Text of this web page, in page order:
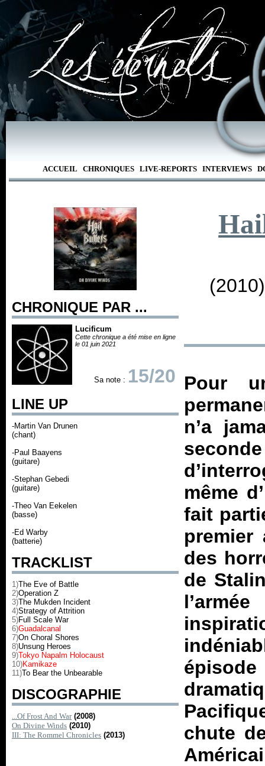
ACCUEIL CHRONIQUES LIVE-REPORTS INTERVIEWS
CHRONIQUE PAR ...
Lucificum
Cette chronique a été mise en ligne
le 01 juin 2021
Sa note : 15/20
LINE UP
-Martin Van Drunen
(chant)
-Paul Baayens
(guitare)
-Stephan Gebedi
(guitare)
-Theo Van Eekelen
(basse)
-Ed Warby
(batterie)
TRACKLIST
1)The Eve of Battle
2)Operation Z
3)The Mukden Incident
4)Strategy of Attrition
5)Full Scale War
6)Guadalcanal
7)On Choral Shores
8)Unsung Heroes
9)Tokyo Napalm Holocaust
10)Kamikaze
11)To Bear the Unbearable
DISCOGRAPHIE
...Of Frost And War (2008)
On Divine Winds (2010)
III: The Rommel Chronicles (2013)
Pour
n’a
même
fait
des
de
chute